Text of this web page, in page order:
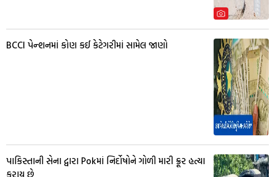
BCCI પેન્શનમાં કોણ કઈ કેટેગરીમાં સામેલ જાણો
પાકિસ્તાની સેના દ્વારા Pokમાં નિર્દોષોને ગોળી મારી ક્રૂર હત્યા